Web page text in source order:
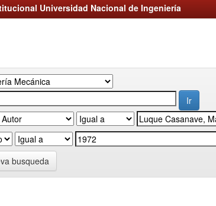
Universidad Nacional de Ingeniería
busqueda